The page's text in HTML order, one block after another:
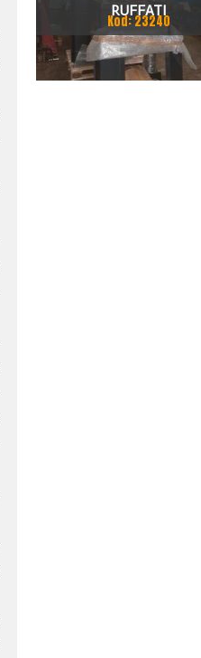
RUFFATI
Kod: 23240